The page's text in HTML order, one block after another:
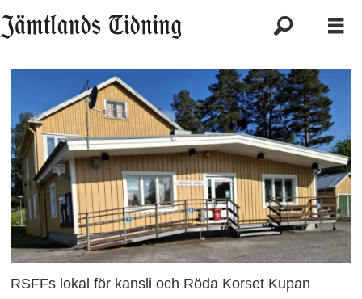
RSFFs lokal för kansli och Röda Korset Kupan